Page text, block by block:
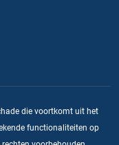
die voortkomt uit het
functionaliteiten op